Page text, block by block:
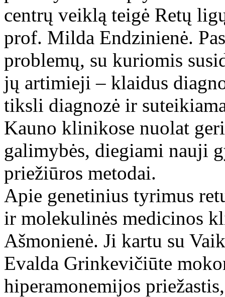
centrų veiklą teigė Retų
prof. Milda Endzinienė.
problemų, su kuriomis
jų artimieji – klaidus
tiksli diagnozė ir
Kauno klinikose nuolat
galimybės, diegiami nauji
priežiūros metodai.
Apie genetinius tyrimus
ir molekulinės medicinos
Ašmonienė. Ji kartu su
Evalda Grinkevičiūte
hiperamonemijos